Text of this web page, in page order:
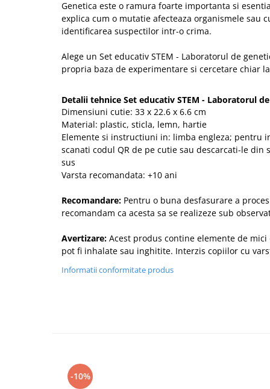
Genetica este o ramura foarte importanta si
explica cum o mutatie afecteaza organismele sau
identificarea suspectilor intr-o crima.
Alege un Set educativ STEM - Laboratorul de
propria baza de experimentare si cercetare chiar
Detalii tehnice Set educativ STEM - Laboratorul
Dimensiuni cutie: 33 x 22.6 x 6.6 cm
Material: plastic, sticla, lemn, hartie
Elemente si instructiuni in: limba engleza; pentru
scanati codul QR de pe cutie sau descarcati-le din
sus
Varsta recomandata: +10 ani
Recomandare: Pentru o buna desfasurare a
recomandam ca acesta sa se realizeze sub
Avertizare: Acest produs contine elemente de
pot fi inhalate sau inghitite. Interzis copiilor cu
Informatii conformitate produs
-10%